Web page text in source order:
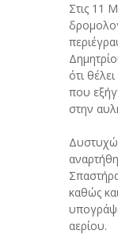
Στις 11
ότι
που
στην
καθώς
αερίου.